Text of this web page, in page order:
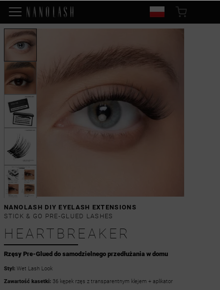
Rzęsy Pre-Glued do samodzielnego przedłużania w domu
NANOLASH DIY EYELASH EXTENSIONS
STICK & GO PRE-GLUED LASHES
HEARTBREAKER
Styl:Wet Lash Look
Zawartość kasetki: 36 kępek rzęs z transparentnym klejem + aplikator